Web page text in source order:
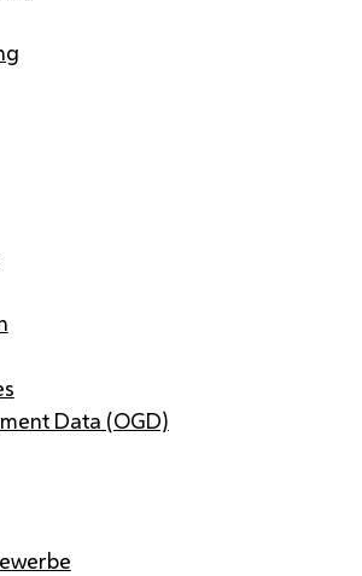
Data (OGD)